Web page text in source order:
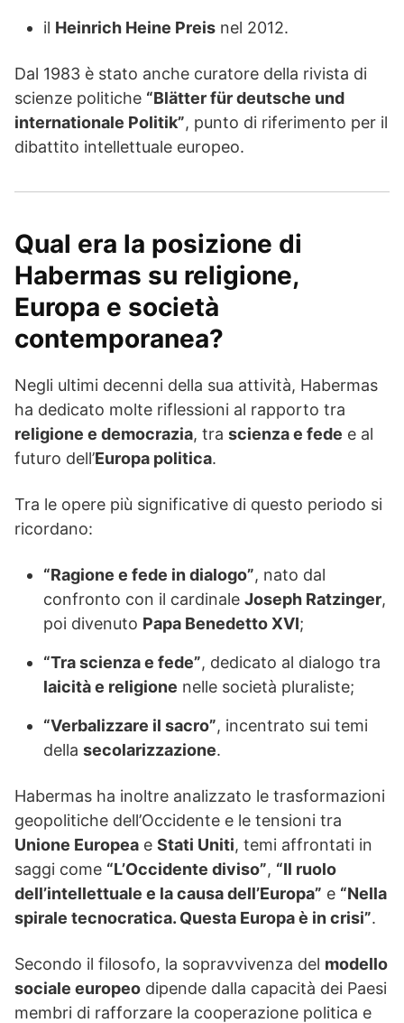
il Heinrich Heine Preis nel 2012.
Dal 1983 è stato anche curatore della rivista di
scienze politiche “Blätter für deutsche und
internationale Politik”, punto di riferimento per il
dibattito intellettuale europeo.
Qual era la posizione di
Habermas su religione,
Europa e società
contemporanea?
Negli ultimi decenni della sua attività, Habermas
ha dedicato molte riflessioni al rapporto tra
religione e democrazia, tra scienza e fede e al
futuro dell’Europa politica.
Tra le opere più significative di questo periodo si
ricordano:
“Ragione e fede in dialogo”, nato dal
confronto con il cardinale Joseph Ratzinger,
poi divenuto Papa Benedetto XVI;
“Tra scienza e fede”, dedicato al dialogo tra
laicità e religione nelle società pluraliste;
“Verbalizzare il sacro”, incentrato sui temi
della secolarizzazione.
Habermas ha inoltre analizzato le trasformazioni
geopolitiche dell’Occidente e le tensioni tra
Unione Europea e Stati Uniti, temi affrontati in
saggi come “L’Occidente diviso”, “Il ruolo
dell’intellettuale e la causa dell’Europa” e “Nella
spirale tecnocratica. Questa Europa è in crisi”.
Secondo il filosofo, la sopravvivenza del modello
sociale europeo dipende dalla capacità dei Paesi
membri di rafforzare la cooperazione politica e